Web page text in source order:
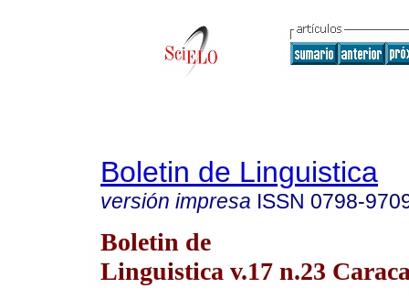
Boletin de Linguistica
versión impresa ISSN 0798-
Boletin de
Linguistica v.17 n.23